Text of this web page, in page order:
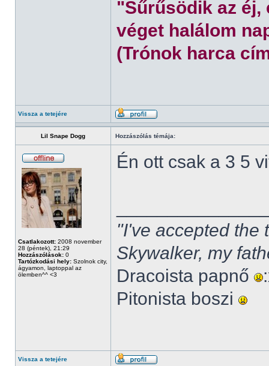
"Sűrűsödik az éj,
véget halálom
(Trónok harca
Vissza a tetejére
Lil Snape Dogg Hozzászólás témája:
Csatlakozott: 2008 november
28 (péntek), 21:29
Hozzászólások: 0
Tartózkodási hely: Szolnok city,
ágyamon, laptoppal az
ölemben^^ <3
Én ott csak a 3 5
"I've accepted the
Skywalker, my
Dracoista papnő
Pitonista boszi
Vissza a tetejére